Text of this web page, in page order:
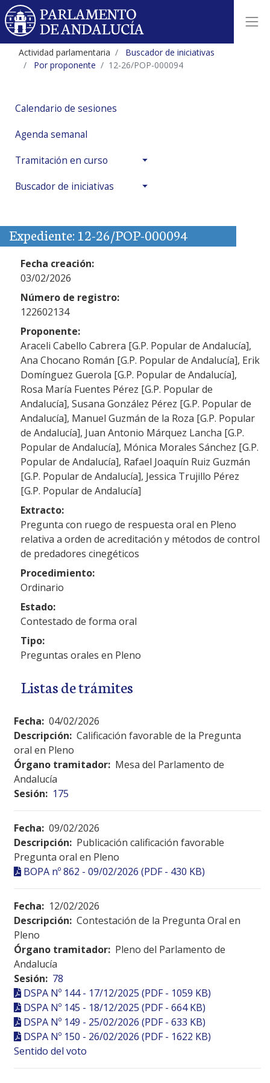
Actividad parlamentaria
Buscador de iniciativas
Por proponente
12-26/POP-000094
Calendario de sesiones
Agenda semanal
Tramitación en curso
Buscador de iniciativas
Expediente: 12-26/POP-000094
Fecha creación:
03/02/2026
Número de registro:
122602134
Proponente:
Araceli Cabello Cabrera [G.P. Popular de Andalucía],
Ana Chocano Román [G.P. Popular de Andalucía], Erik
Domínguez Guerola [G.P. Popular de Andalucía],
Rosa María Fuentes Pérez [G.P. Popular de
Andalucía], Susana González Pérez [G.P. Popular de
Andalucía], Manuel Guzmán de la Roza [G.P. Popular
de Andalucía], Juan Antonio Márquez Lancha [G.P.
Popular de Andalucía], Mónica Morales Sánchez [G.P.
Popular de Andalucía], Rafael Joaquín Ruiz Guzmán
[G.P. Popular de Andalucía], Jessica Trujillo Pérez
[G.P. Popular de Andalucía]
Extracto:
Pregunta con ruego de respuesta oral en Pleno
relativa a orden de acreditación y métodos de control
de predadores cinegéticos
Procedimiento:
Ordinario
Estado:
Contestado de forma oral
Tipo:
Preguntas orales en Pleno
Listas de trámites
Fecha: 04/02/2026
Descripción: Calificación favorable de la Pregunta
oral en Pleno
Órgano tramitador: Mesa del Parlamento de
Andalucía
Sesión: 175
Fecha: 09/02/2026
Descripción: Publicación calificación favorable
Pregunta oral en Pleno
BOPA nº 862 - 09/02/2026 (PDF - 430 KB)
Fecha: 12/02/2026
Descripción: Contestación de la Pregunta Oral en
Pleno
Órgano tramitador: Pleno del Parlamento de
Andalucía
Sesión: 78
DSPA Nº 144 - 17/12/2025 (PDF - 1059 KB)
DSPA Nº 145 - 18/12/2025 (PDF - 664 KB)
DSPA Nº 149 - 25/02/2026 (PDF - 633 KB)
DSPA Nº 150 - 26/02/2026 (PDF - 1622 KB)
Sentido del voto